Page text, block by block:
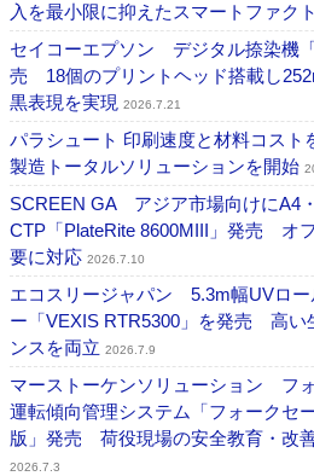
入を最小限に抑えたスマートファク
セイコーエプソン デジタル捺染機
売 18個のプリントヘッド搭載し
黒表現を実現 2026.7.21
パラシュート 印刷速度と材料コスト
製造トータルソリューションを開始
SCREEN GA アジア市場向けにA4
CTP「PlateRite 8600MIII」発売 オ
要に対応 2026.7.10
エコスリージャパン 5.3m幅UVロー
ー「VEXIS RTR5300」を発売 高い
ンスを両立 2026.7.9
マーストーケンソリューション フ
運転傾向管理システム「フォークセ
版」発売 荷役現場の安全教育・改
2026.7.3